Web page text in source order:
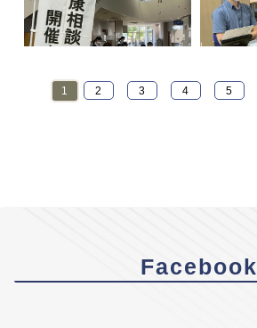
1 2 3 4 5
Facebook